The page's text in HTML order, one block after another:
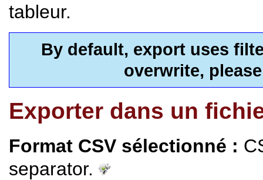
tableur.
By default, export uses
overwrite,
Exporter dans un
Format CSV sélectionné :
separator.